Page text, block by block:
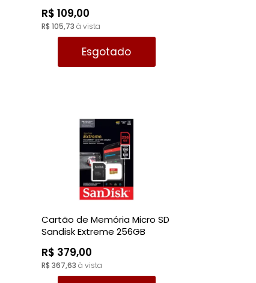
R$ 109,00
R$ 105,73 à vista
Esgotado
Cartão de Memória Micro SD
Sandisk Extreme 256GB
GN6MA
R$ 379,00
R$ 367,63 à vista